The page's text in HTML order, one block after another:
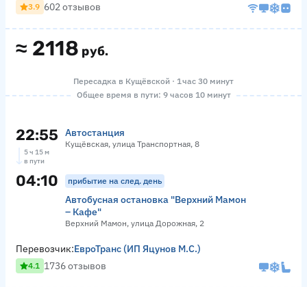
≈ 2118 руб.
3.9 602 отзывов
Пересадка в Кущёвской · 1 час 30 минут
Общее время в пути: 9 часов 10 минут
22:55 Автостанция
Кущёвская, улица Транспортная, 8
5 ч 15 м
в пути
04:10 прибытие на след. день
Автобусная остановка "Верхний Мамон
– Кафе"
Верхний Мамон, улица Дорожная, 2
Перевозчик:ЕвроТранс (ИП Яцунов М.С.)
4.1 1736 отзывов